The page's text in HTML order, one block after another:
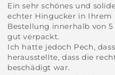
Ein sehr schönes und
echter Hingucker in Ihrem
Bestellung innerhalb von
gut verpackt.
Ich hatte jedoch Pech,
herausstellte, dass die
beschädigt war.